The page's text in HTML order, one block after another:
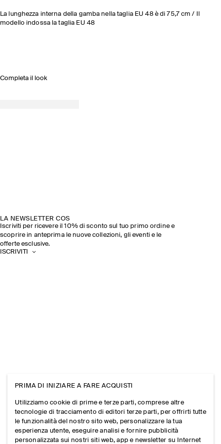
La lunghezza interna della gamba nella taglia EU 48 è di 75,7 cm / Il
modello indossa la taglia EU 48
Completa il look
LA NEWSLETTER COS
Iscriviti per ricevere il 10% di sconto sul tuo primo ordine e
scoprire in anteprima le nuove collezioni, gli eventi e le
offerte esclusive.
ISCRIVITI
PRIMA DI INIZIARE A FARE ACQUISTI
Utilizziamo cookie di prime e terze parti, comprese altre
tecnologie di tracciamento di editori terze parti, per offrirti tutte
le funzionalità del nostro sito web, personalizzare la tua
esperienza utente, eseguire analisi e fornire pubblicità
personalizzata sui nostri siti web, app e newsletter su Internet